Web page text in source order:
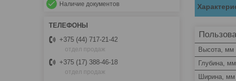
Высота, мм
Глубина, мм
Ширина, мм
Наличие документов
+375 (44) 717-21-42
отдел продаж
+375 (17) 388-46-18
отдел продаж